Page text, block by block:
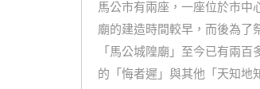
馬公市有兩座，一座位於市中
廟的建造時間較早，而後為了
「馬公城隍廟」至今已有兩
的「悔者遲」與其他「天知地